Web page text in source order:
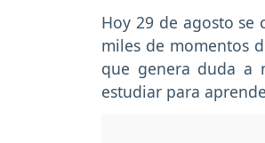
Hoy 29 de agosto se
miles de momentos
que genera duda a
estudiar para